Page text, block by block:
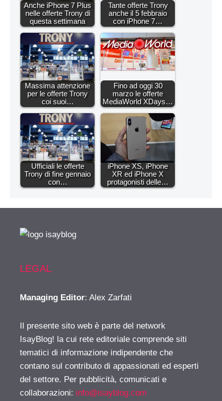
Anche iPhone 7 Plus
nelle offerte Trony di
questa settimana
Tante offerte Trony
anche il 5 febbraio
con iPhone 7…
Massima attenzione
per le offerte Trony
coi suoi…
Fino ad oggi 30
marzo le offerte
MediaWorld XDays…
Ufficiali le offerte
Trony di fine gennaio
con…
iPhone XS, iPhone
XR ed iPhone X
protagonisti delle…
LEGAL
Managing Editor: Alex Zarfati
Il presente sito web è parte del network
IsayBlog! la cui rete editoriale comprende siti
tematici di informazione indipendente che
contano sul contributo di appassionati ed esperti
del settore. Per pubblicità, comunicati e
collaborazioni: info@isayblog.com